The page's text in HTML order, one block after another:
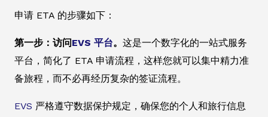
申请 ETA 的步骤如下：
第一步：访问EVS 平台。 这是一个数字化的一站式服务
平台，简化了 ETA 申请流程，这样您就可以集中精力准
备旅程，而不必再经历复杂的签证流程。
EVS 严格遵守数据保护规定，确保您的个人和旅行信息